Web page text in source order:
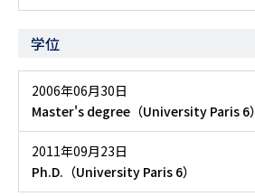
学位
2006年06月30日
Master's degree（University Paris 6）
2011年09月23日
Ph.D.（University Paris 6）